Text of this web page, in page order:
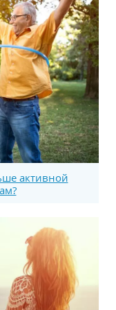
активной